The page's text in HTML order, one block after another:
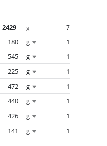
2429 g 7
180 g
1
545 g
1
225 g
1
472 g
1
440 g
1
426 g
1
141 g 1